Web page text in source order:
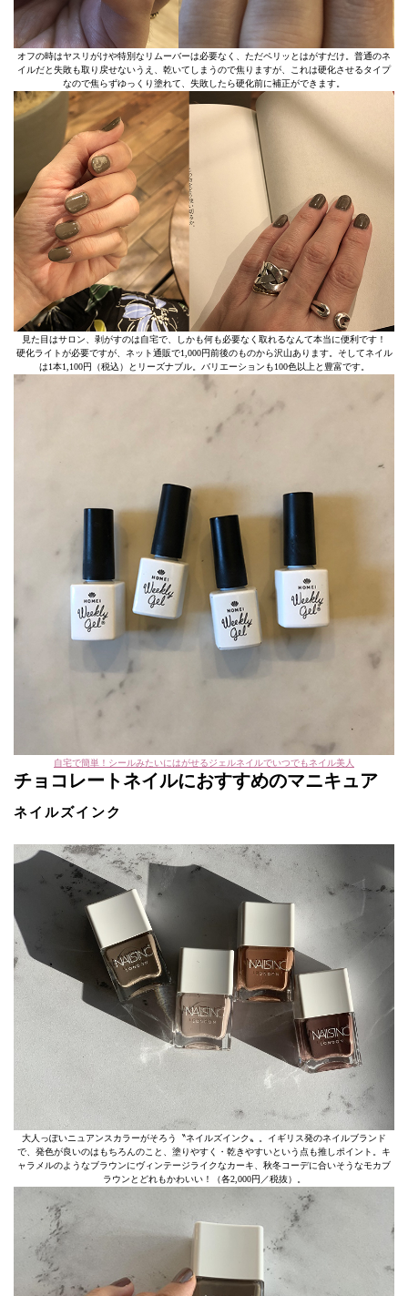
オフの時はヤスリがけや特別なリムーバーは必要なく、ただペリッとはがすだけ。普通のネ
イルだと失敗も取り戻せないうえ、乾いてしまうので焦りますが、これは硬化させるタイプ
なので焦らずゆっくり塗れて、失敗したら硬化前に補正ができます。
見た目はサロン、剥がすのは自宅で、しかも何も必要なく取れるなんて本当に便利です！
硬化ライトが必要ですが、ネット通販で1,000円前後のものから沢山あります。そしてネイル
は1本1,100円（税込）とリーズナブル。バリエーションも100色以上と豊富です。
自宅で簡単！シールみたいにはがせるジェルネイルでいつでもネイル美人
チョコレートネイルにおすすめのマニキュア
ネイルズインク
大人っぽいニュアンスカラーがそろう〝ネイルズインク〟。イギリス発のネイルブランド
で、発色が良いのはもちろんのこと、塗りやすく・乾きやすいという点も推しポイント。キ
ャラメルのようなブラウンにヴィンテージライクなカーキ、秋冬コーデに合いそうなモカブ
ラウンとどれもかわいい！（各2,000円／税抜）。